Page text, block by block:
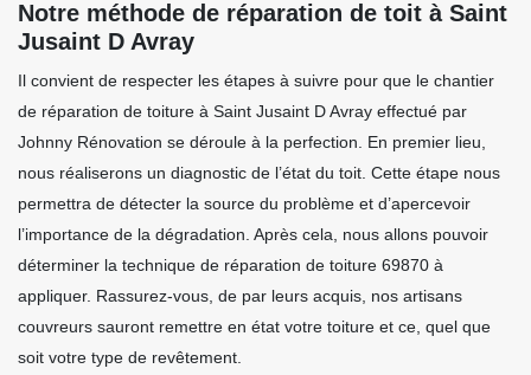
Notre méthode de réparation de toit à Saint
Jusaint D Avray
Il convient de respecter les étapes à suivre pour que le chantier
de réparation de toiture à Saint Jusaint D Avray effectué par
Johnny Rénovation se déroule à la perfection. En premier lieu,
nous réaliserons un diagnostic de l’état du toit. Cette étape nous
permettra de détecter la source du problème et d’apercevoir
l’importance de la dégradation. Après cela, nous allons pouvoir
déterminer la technique de réparation de toiture 69870 à
appliquer. Rassurez-vous, de par leurs acquis, nos artisans
couvreurs sauront remettre en état votre toiture et ce, quel que
soit votre type de revêtement.